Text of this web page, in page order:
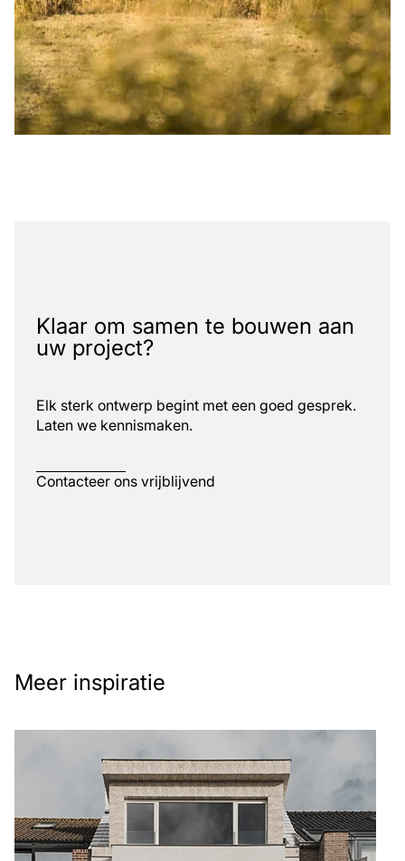
Klaar om samen te bouwen aan
uw project?
Elk sterk ontwerp begint met een goed gesprek.
Laten we kennismaken.
Contacteer ons vrijblijvend
Meer inspiratie